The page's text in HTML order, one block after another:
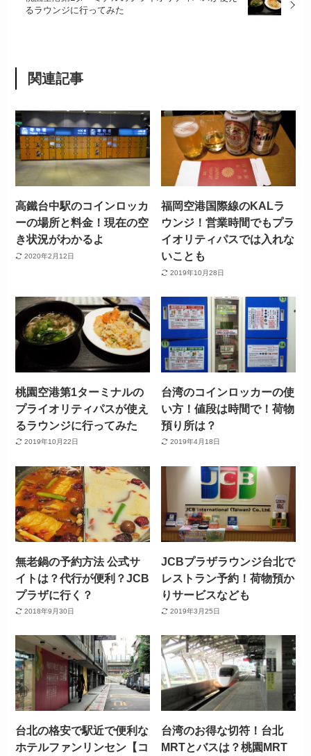
るラウンジに行ってみた
関連記事
高鐵台中駅のコインロッカ
ーの場所と料金！現在の空
き状況がわかるよ
2020年2月12日
福岡空港国際線のKALラ
ウンジ！営業時間でもプラ
イオリティパスでは入れな
いことも
2019年10月28日
桃園空港第1ターミナルの
プライオリティパスが使え
るラウンジに行ってみた
2019年10月22日
台湾のコインロッカーの使
い方！値段は時間で！荷物
預り所は？
2019年4月18日
無老鍋の予約方法 公式サ
イトは？代行が便利？JCB
プラザに行く？
2018年9月30日
JCBプラザラウンジ台北で
レストラン予約！荷物預か
りサービスなども
2019年3月25日
台北の格安で駅近で便利な
ホテルファンリンセン【コ
台湾のお得な切符！台北
MRTとバスは？桃園MRT